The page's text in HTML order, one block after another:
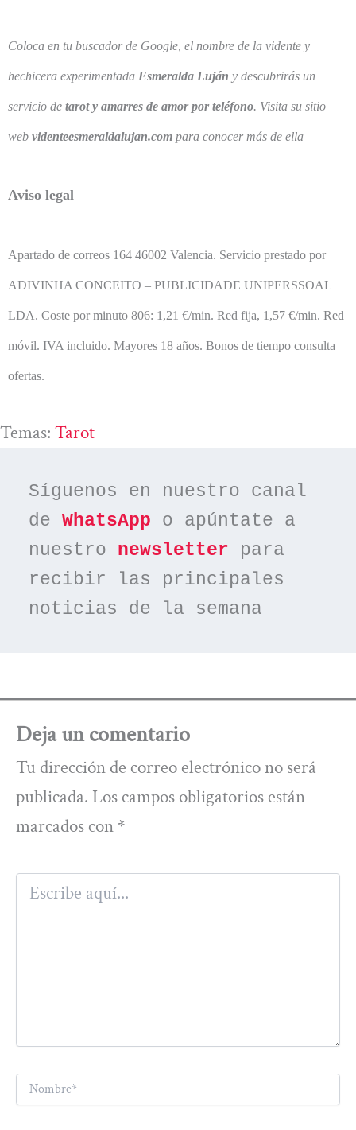
Coloca en tu buscador de Google, el nombre de la vidente y
hechicera experimentada Esmeralda Luján y descubrirás un
servicio de tarot y amarres de amor por teléfono. Visita su sitio
web videnteesmeraldalujan.com para conocer más de ella
Aviso legal
Apartado de correos 164 46002 Valencia. Servicio prestado por
ADIVINHA CONCEITO – PUBLICIDADE UNIPERSSOAL
LDA. Coste por minuto 806: 1,21 €/min. Red fija, 1,57 €/min. Red
móvil. IVA incluido. Mayores 18 años. Bonos de tiempo consulta
ofertas.
Temas: Tarot
Síguenos en nuestro canal
de WhatsApp o apúntate a
nuestro newsletter para
recibir las principales
noticias de la semana
Deja un comentario
Tu dirección de correo electrónico no será
publicada. Los campos obligatorios están
marcados con *
Escribe
aquí...
Nombre*